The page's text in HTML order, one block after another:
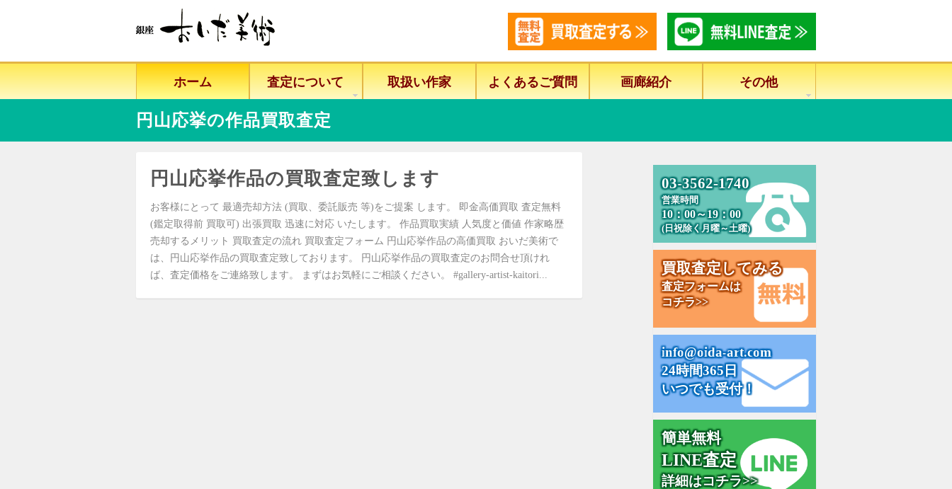
ホーム 査定について 取扱い作家 よくあるご質問 画廊紹介 その他
円山応挙の作品買取査定
円山応挙作品の買取査定致します
お客様にとって 最適売却方法 (買取、委託販売 等)をご提案 します。 即金高価買取 査定無料
(鑑定取得前 買取可) 出張買取 迅速に対応 いたします。 作品買取実績 人気度と価値 作家略歴
売却するメリット 買取査定の流れ 買取査定フォーム 円山応挙作品の高価買取 おいだ美術で
は、円山応挙作品の買取査定致しております。 円山応挙作品の買取査定のお問合せ頂けれ
ば、査定価格をご連絡致します。 まずはお気軽にご相談ください。 #gallery-artist-kaitori...
03-3562-1740
営業時間
10：00～19：00
(日祝除く月曜～土曜)
買取査定してみる
査定フォームは
コチラ>>
info@oida-art.com
24時間365日
いつでも受付！
簡単無料
LINE査定
詳細はコチラ>>